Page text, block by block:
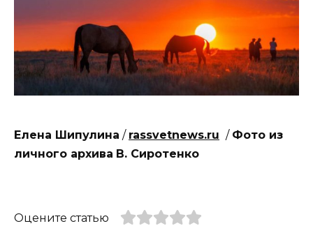
Елена Шипулина / rassvetnews.ru / Фото из
личного архива В. Сиротенко
Оцените статью